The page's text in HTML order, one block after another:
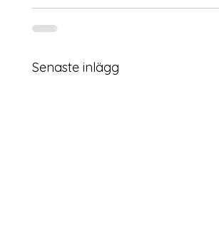
Senaste inlägg